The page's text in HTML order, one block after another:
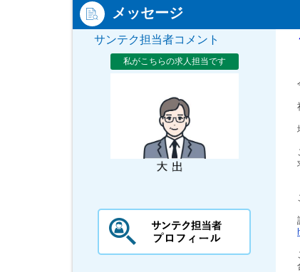
メッセージ
サンテク担当者コメント
私がこちらの求人担当です